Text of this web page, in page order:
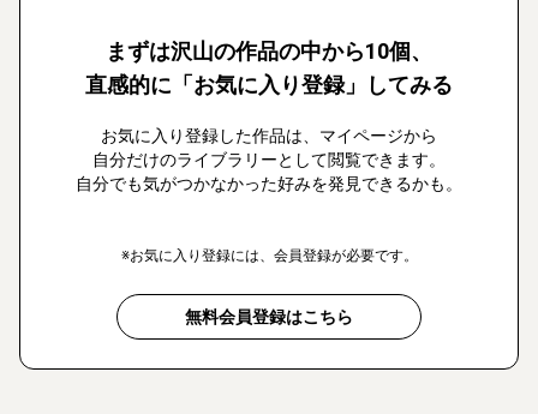
まずは沢山の作品の中から10個、
直感的に「お気に入り登録」してみる
お気に入り登録した作品は、マイページから
自分だけのライブラリーとして閲覧できます。
自分でも気がつかなかった好みを発見できるかも。
※お気に入り登録には、会員登録が必要です。
無料会員登録はこちら